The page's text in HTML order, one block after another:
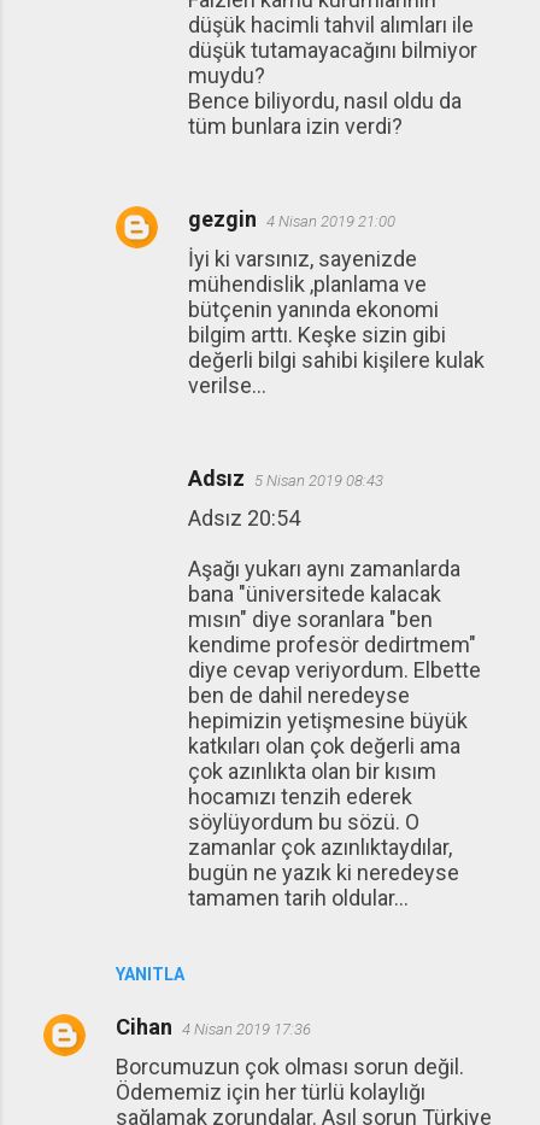
YANITLA
düşük hacimli tahvil alımları ile
düşük tutamayacağını bilmiyor
muydu?
Bence biliyordu, nasıl oldu da
tüm bunlara izin verdi?
gezgin 4 Nisan 2019 21:00
İyi ki varsınız, sayenizde
mühendislik ,planlama ve
bütçenin yanında ekonomi
bilgim arttı. Keşke sizin gibi
değerli bilgi sahibi kişilere kulak
verilse...
Adsız 5 Nisan 2019 08:43
Adsız 20:54
Aşağı yukarı aynı zamanlarda
bana "üniversitede kalacak
mısın" diye soranlara "ben
kendime profesör dedirtmem"
diye cevap veriyordum. Elbette
ben de dahil neredeyse
hepimizin yetişmesine büyük
katkıları olan çok değerli ama
çok azınlıkta olan bir kısım
hocamızı tenzih ederek
söylüyordum bu sözü. O
zamanlar çok azınlıktaydılar,
bugün ne yazık ki neredeyse
tamamen tarih oldular...
Cihan 4 Nisan 2019 17:36
Borcumuzun çok olması sorun değil.
Ödememiz için her türlü kolaylığı
sağlamak zorundalar. Asıl sorun Türkiye